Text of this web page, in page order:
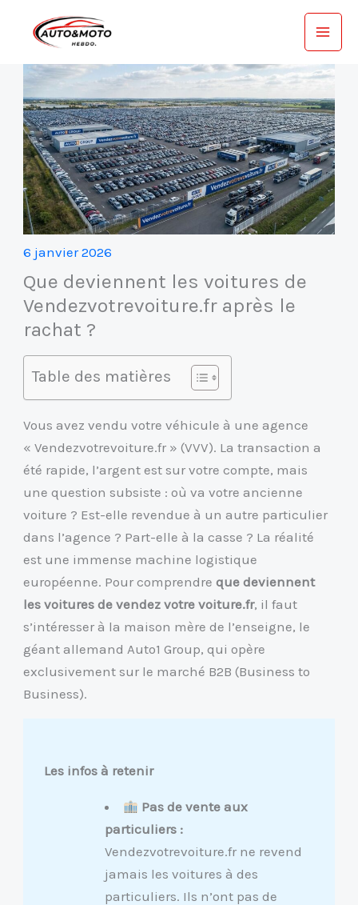
6 janvier 2026
Que deviennent les voitures de
Vendezvotrevoiture.fr après le
rachat ?
Table des matières
Vous avez vendu votre véhicule à une agence
« Vendezvotrevoiture.fr » (VVV). La transaction a
été rapide, l’argent est sur votre compte, mais
une question subsiste : où va votre ancienne
voiture ? Est-elle revendue à un autre particulier
dans l’agence ? Part-elle à la casse ? La réalité
est une immense machine logistique
européenne. Pour comprendreque deviennent
les voitures de vendez votre voiture.fr, il faut
s’intéresser à la maison mère de l’enseigne, le
géant allemand Auto1 Group, qui opère
exclusivement sur le marché B2B (Business to
Business).
Les infos à retenir
Pas de vente aux
particuliers :
Vendezvotrevoiture.fr ne revend
jamais les voitures à des
particuliers. Ils n’ont pas de